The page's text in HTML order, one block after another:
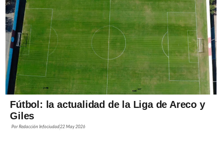
Fútbol: la actualidad de la Liga de Areco y
Giles
PorRedacción Infociudad 22 May 2026